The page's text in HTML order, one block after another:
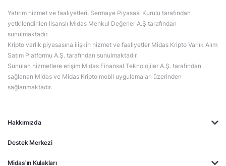
Hakkımızda
Destek Merkezi
Midas'ın Kulakları
Yatırım hizmet ve faaliyetleri, Sermaye Piyasası Kurulu tarafından
yetkilendirilen lisanslı Midas Menkul Değerler A.Ş tarafından
sunulmaktadır.
Kripto varlık piyasasına ilişkin hizmet ve faaliyetler Midas Kripto Varlık Alım
Satım Platformu A.Ş. tarafından sunulmaktadır.
Sunulan hizmetlere erişim Midas Finansal Teknolojiler A.Ş. tarafından
sağlanan Midas ve Midas Kripto mobil uygulamaları üzerinden
sağlanmaktadır.